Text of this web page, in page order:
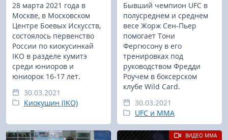
28 марта 2021 года в
Москве, в Московском
Центре Боевых Искусств,
состоялось первенство
России по киокусинкай
IKO в разделе кумитэ
среди юниоров и
юниорок 16-17 лет.
30.03.2021
Киокушин (IKO)
Бывший чемпион UFC в
полусреднем и среднем
весе Жорж Сен-Пьер
помогает Тони
Фергюсону в его
тренировках под
руководством Фредди
Роучем в боксерском
клубе Wild Card.
30.03.2021
UFC и MMA
ВИДЕО MMA